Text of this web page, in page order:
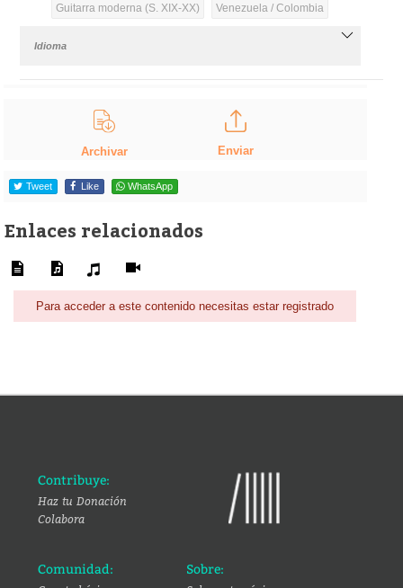
Guitarra moderna (S. XIX-XX) Venezuela / Colombia
Idioma
Archivar Enviar
Tweet Like WhatsApp
Enlaces relacionados
Para acceder a este contenido necesitas estar registrado
Contribuye:
Haz tu Donación
Colabora
Comunidad: Sobre: